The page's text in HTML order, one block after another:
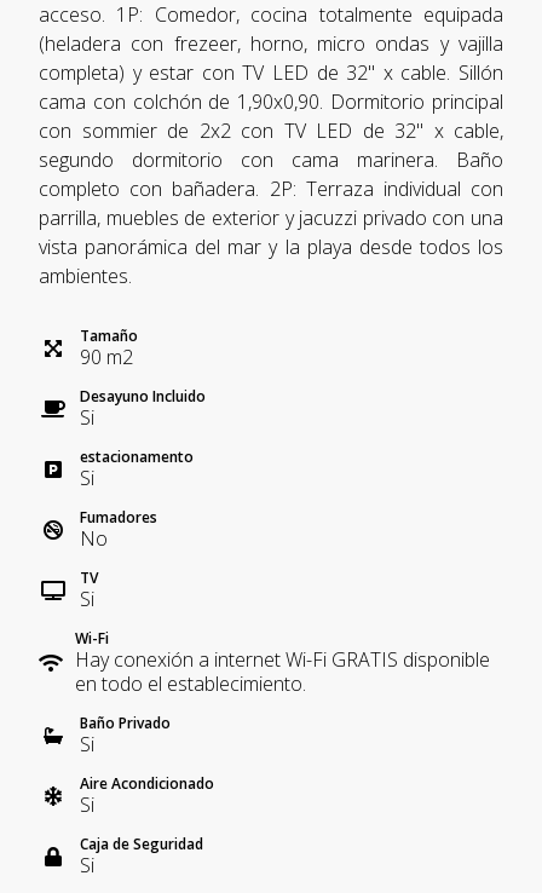
acceso. 1P: Comedor, cocina totalmente equipada
(heladera con frezeer, horno, micro ondas y vajilla
completa) y estar con TV LED de 32" x cable. Sillón
cama con colchón de 1,90x0,90. Dormitorio principal
con sommier de 2x2 con TV LED de 32" x cable,
segundo dormitorio con cama marinera. Baño
completo con bañadera. 2P: Terraza individual con
parrilla, muebles de exterior y jacuzzi privado con una
vista panorámica del mar y la playa desde todos los
ambientes.
Tamaño
90 m2
Desayuno Incluido
Si
estacionamento
Si
Fumadores
No
TV
Si
Wi-Fi
Hay conexión a internet Wi-Fi GRATIS disponible
en todo el establecimiento.
Baño Privado
Si
Aire Acondicionado
Si
Caja de Seguridad
Si